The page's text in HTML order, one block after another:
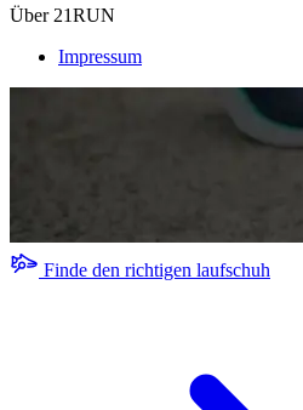
Über 21RUN
Impressum
Finde den richtigen laufschuh